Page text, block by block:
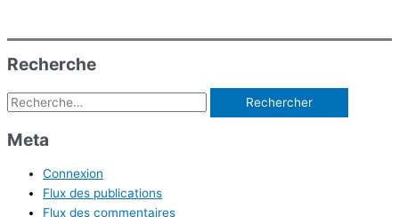
s
’
a
Recherche
Rechercher :
Meta
Connexion
Flux des publications
Flux des commentaires